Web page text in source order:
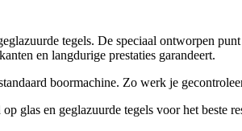
tegels. De speciaal ontworpen
en langdurige prestaties garandeert.
boormachine. Zo werk je
glas en geglazuurde tegels voor het beste